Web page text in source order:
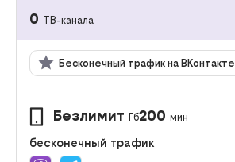
0 ТВ-канала
Бесконечный трафик на ВКонтакте
Безлимит Гб200 мин
бесконечный трафик